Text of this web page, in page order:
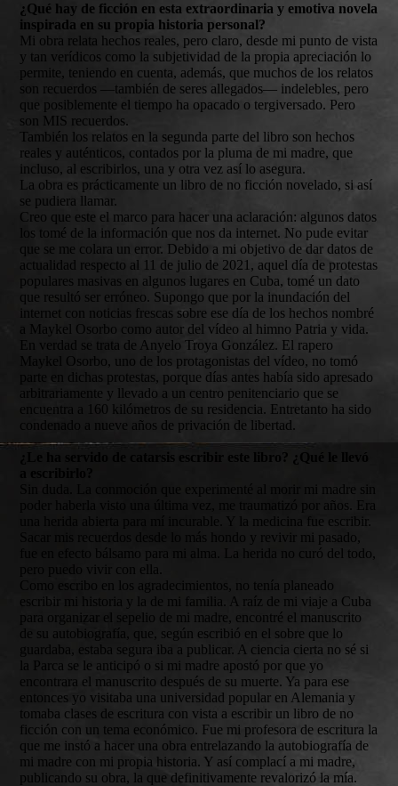
¿Qué hay de ficción en esta extraordinaria y emotiva novela
inspirada en su propia historia personal?
Mi obra relata hechos reales, pero claro, desde mi punto de vista
y tan verídicos como la subjetividad de la propia apreciación lo
permite, teniendo en cuenta, además, que muchos de los relatos
son recuerdos —también de seres allegados— indelebles, pero
que posiblemente el tiempo ha opacado o tergiversado. Pero
son MIS recuerdos.
También los relatos en la segunda parte del libro son hechos
reales y auténticos, contados por la pluma de mi madre, que
incluso, al escribirlos, una y otra vez así lo asegura.
La obra es prácticamente un libro de no ficción novelado, si así
se pudiera llamar.
Creo que este el marco para hacer una aclaración: algunos datos
los tomé de la información que nos da internet. No pude evitar
que se me colara un error. Debido a mi objetivo de dar datos de
actualidad respecto al 11 de julio de 2021, aquel día de protestas
populares masivas en algunos lugares en Cuba, tomé un dato
que resultó ser erróneo. Supongo que por la inundación del
internet con noticias frescas sobre ese día de los hechos nombré
a Maykel Osorbo como autor del vídeo al himno Patria y vida.
En verdad se trata de Anyelo Troya González. El rapero
Maykel Osorbo, uno de los protagonistas del vídeo, no tomó
parte en dichas protestas, porque días antes había sido apresado
arbitrariamente y llevado a un centro penitenciario que se
encuentra a 160 kilómetros de su residencia. Entretanto ha sido
condenado a nueve años de privación de libertad.
¿Le ha servido de catarsis escribir este libro? ¿Qué le llevó
Sin duda. La conmoción que experimenté al morir mi madre sin
poder haberla visto una última vez, me traumatizó por años. Era
una herida abierta para mí incurable. Y la medicina fue escribir.
Sacar mis recuerdos desde lo más hondo y revivir mi pasado,
fue en efecto bálsamo para mi alma. La herida no curó del todo,
pero puedo vivir con ella.
Como escribo en los agradecimientos, no tenía planeado
escribir mi historia y la de mi familia. A raíz de mi viaje a Cuba
para organizar el sepelio de mi madre, encontré el manuscrito
de su autobiografía, que, según escribió en el sobre que lo
guardaba, estaba segura iba a publicar. A ciencia cierta no sé si
la Parca se le anticipó o si mi madre apostó por que yo
encontrara el manuscrito después de su muerte. Ya para ese
entonces yo visitaba una universidad popular en Alemania y
tomaba clases de escritura con vista a escribir un libro de no
ficción con un tema económico. Fue mi profesora de escritura la
que me instó a hacer una obra entrelazando la autobiografía de
mi madre con mi propia historia. Y así complací a mi madre,
publicando su obra, la que definitivamente revalorizó la mía.